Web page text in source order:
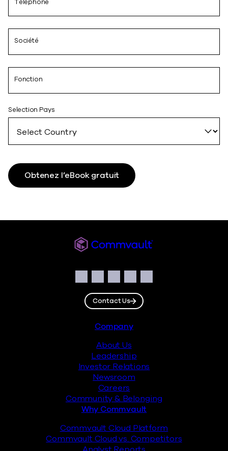
Téléphone
Société
Fonction
Selection Pays
Obtenez l’eBook gratuit
Facebook
Instagram
LinkedIn
TwitterYouTube
Contact Us
Company
About Us
Leadership
Investor Relations
Newsroom
Careers
Community & Belonging
Why Commvault
Commvault Cloud Platform
Commvault Cloud vs. Competitors